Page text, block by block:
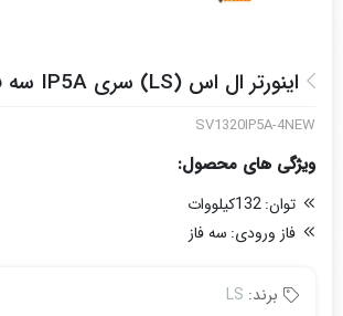
اینورتر ال اس (LS) سری IP5A سه فاز 132KW
SV1320IP5A-4NEW
ویژگی های محصول:
توان:132کیلووات
فاز ورودی: سه فاز
برند: LS